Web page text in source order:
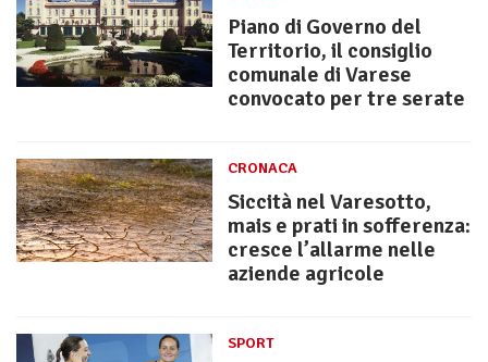
Piano di Governo del
Territorio, il consiglio
comunale di Varese
convocato per tre serate
CRONACA
Siccità nel Varesotto,
mais e prati in sofferenza:
cresce l’allarme nelle
aziende agricole
SPORT